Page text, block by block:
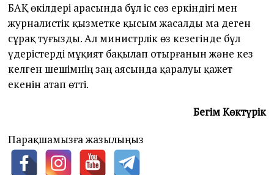
БАҚ өкілдері арасында бұл іс сөз еркіндігі мен
журналистік қызметке қысым жасалды ма деген
сұрақ туғызды. Ал министрлік өз кезегінде бұл
үдерістерді мұқият бақылап отырғанын және кез
келген шешімнің заң аясында қаралуы қажет
екенін атап өтті.
Бегім Көктүрік
Парақшамызға жазылыңыз